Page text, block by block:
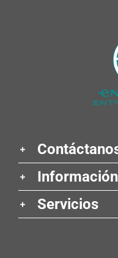
Información
Servicios